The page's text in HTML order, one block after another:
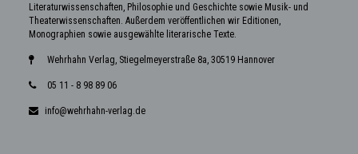
Literaturwissenschaften, Philosophie und Geschichte sowie Musik- und
Theaterwissenschaften. Außerdem veröffentlichen wir Editionen,
Monographien sowie ausgewählte literarische Texte.
Wehrhahn Verlag, Stiegelmeyerstraße 8a, 30519 Hannover
05 11 - 8 98 89 06
info@wehrhahn-verlag.de